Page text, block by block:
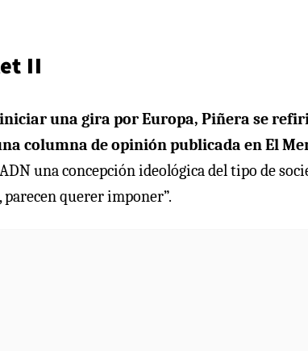
II
una gira por Europa, Piñera se
columna de opinión publicada en El
una concepción ideológica del tipo de
querer imponer”.